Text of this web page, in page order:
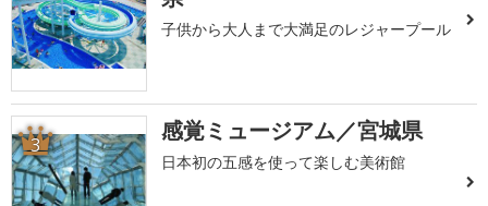
子供から大人まで大満足のレジャープール
3 感覚ミュージアム／宮城県
日本初の五感を使って楽しむ美術館